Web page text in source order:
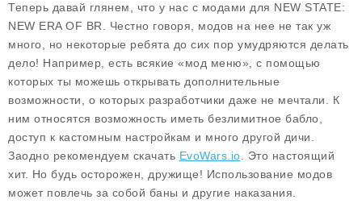
Теперь давай глянем, что у нас с модами для NEW STATE:
NEW ERA OF BR. Честно говоря, модов на нее не так уж
много, но некоторые ребята до сих пор умудряются делать
дело! Например, есть всякие «мод меню», с помощью
которых ты можешь открывать дополнительные
возможности, о которых разработчики даже не мечтали. К
ним относятся возможность иметь безлимитное бабло,
доступ к кастомным настройкам и много другой дичи.
Заодно рекомендуем скачать EvoWars.io . Это настоящий
хит. Но будь осторожен, дружище! Использование модов
может повлечь за собой баны и другие наказания.